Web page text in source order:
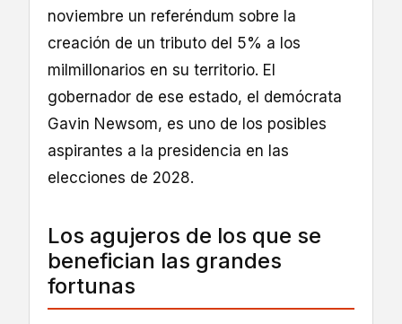
noviembre un referéndum sobre la
creación de un tributo del 5% a los
milmillonarios en su territorio. El
gobernador de ese estado, el demócrata
Gavin Newsom, es uno de los posibles
aspirantes a la presidencia en las
elecciones de 2028.
Los agujeros de los que se
benefician las grandes
fortunas